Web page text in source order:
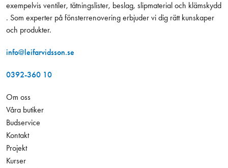
exempelvis ventiler, tätningslister, beslag, slipmaterial och klämskydd
. Som experter på fönsterrenovering erbjuder vi dig rätt kunskaper
och produkter.
info@leifarvidsson.se
0392-360 10
Om oss
Våra butiker
Budservice
Kontakt
Projekt
Kurser